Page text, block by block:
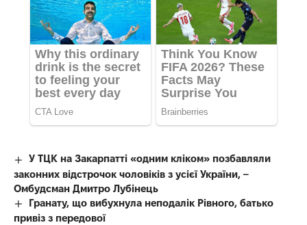
У ТЦК на Закарпатті «одним кліком» позбавляли
законних відстрочок чоловіків з усієї України, –
Омбудсман Дмитро Лубінець
Гранату, що вибухнула неподалік Рівного, батько
привіз з передової